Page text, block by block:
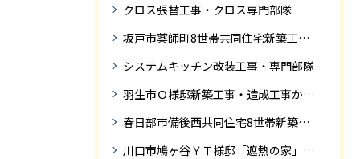
クロス張替工事・クロス専門部隊
坂戸市薬師町8世帯共同住宅新築工事完成迄の紹介です
システムキッチン改装工事・専門部隊
羽生市Ｏ様邸新築工事・造成工事から住宅完成までの紹介
春日部市備後西共同住宅8世帯新築工事完成迄の紹介です。
川口市鳩ヶ谷ＹＴ様邸「遮熱の家」工事状況